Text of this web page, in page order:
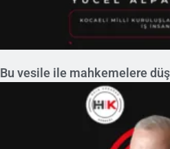
Bu vesile ile mahkemelere